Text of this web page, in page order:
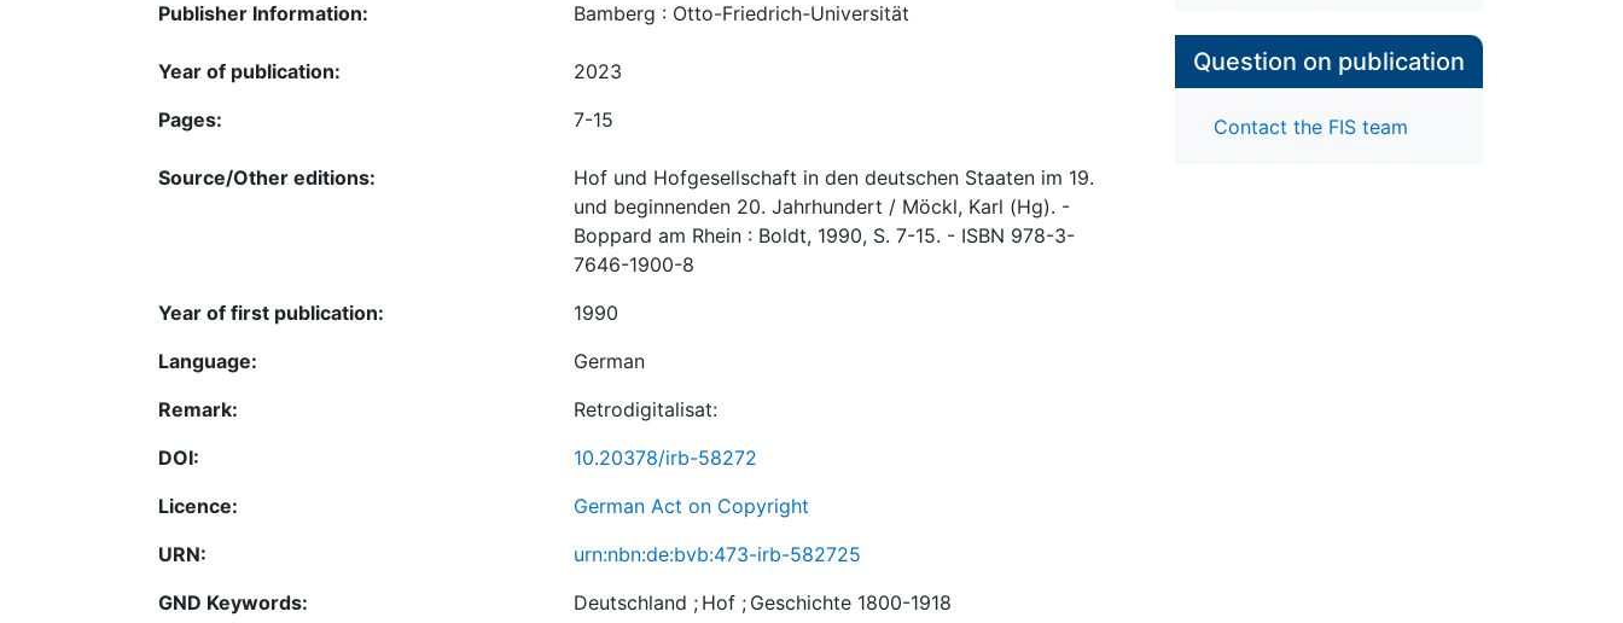
Publisher Information:
Bamberg : Otto-Friedrich-Universität
Year of publication:
2023
Pages:
7-15
Source/Other editions:
Hof und Hofgesellschaft in den deutschen Staaten im 19.
und beginnenden 20. Jahrhundert / Möckl, Karl (Hg). -
Boppard am Rhein : Boldt, 1990, S. 7-15. - ISBN 978-3-
7646-1900-8
Year of first publication:
1990
Language:
German
Remark:
Retrodigitalisat:
DOI:
10.20378/irb-58272
Licence:
German Act on Copyright
URN:
urn:nbn:de:bvb:473-irb-582725
GND Keywords:
Deutschland ; Hof ; Geschichte 1800-1918
Question on publication
Contact the FIS team